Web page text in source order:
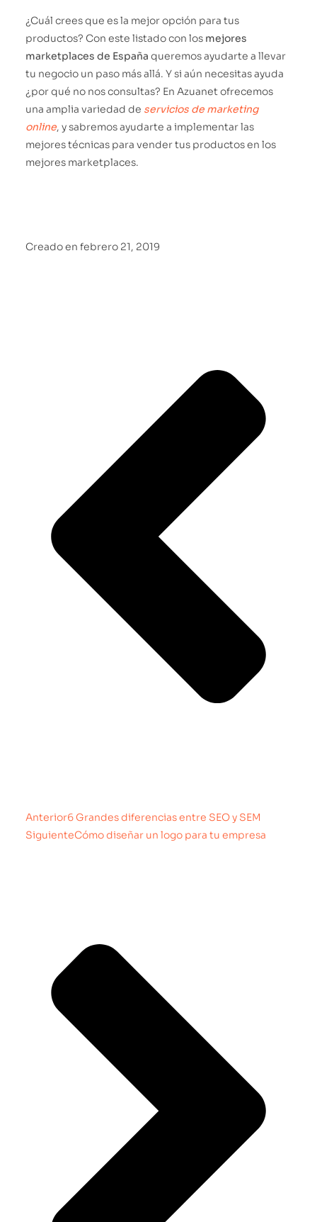
¿Cuál crees que es la mejor opción para tus
productos? Con este listado con los mejores
marketplaces de España queremos ayudarte a llevar
tu negocio un paso más allá. Y si aún necesitas ayuda
¿por qué no nos consultas? En Azuanet ofrecemos
una amplia variedad de servicios de marketing
online, y sabremos ayudarte a implementar las
mejores técnicas para vender tus productos en los
mejores marketplaces.
Creado en febrero 21, 2019
Anterior6 Grandes diferencias entre SEO y SEM
SiguienteCómo diseñar un logo para tu empresa